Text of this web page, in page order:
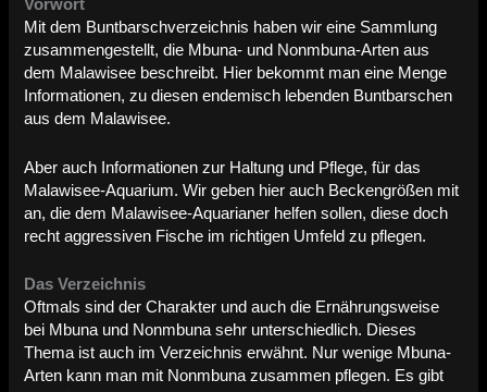
Vorwort
Mit dem Buntbarschverzeichnis haben wir eine Sammlung
zusammengestellt, die Mbuna- und Nonmbuna-Arten aus
dem Malawisee beschreibt. Hier bekommt man eine Menge
Informationen, zu diesen endemisch lebenden Buntbarschen
aus dem Malawisee.
Aber auch Informationen zur Haltung und Pflege, für das
Malawisee-Aquarium. Wir geben hier auch Beckengrößen mit
an, die dem Malawisee-Aquarianer helfen sollen, diese doch
recht aggressiven Fische im richtigen Umfeld zu pflegen.
Das Verzeichnis
Oftmals sind der Charakter und auch die Ernährungsweise
bei Mbuna und Nonmbuna sehr unterschiedlich. Dieses
Thema ist auch im Verzeichnis erwähnt. Nur wenige Mbuna-
Arten kann man mit Nonmbuna zusammen pflegen. Es gibt